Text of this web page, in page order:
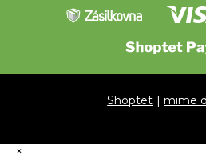
Shoptet |mime
×